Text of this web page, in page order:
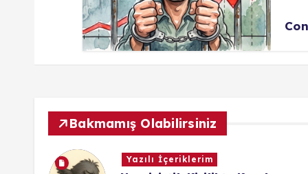
Bakmamış Olabilirsiniz
Yazılı İçeriklerim